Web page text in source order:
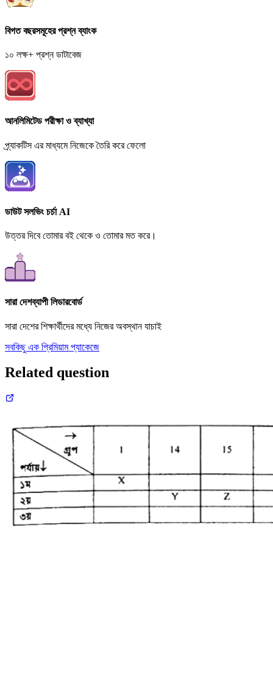
বিগত বছরসমূহের প্রশ্ন ব্যাংক
১০ লক্ষ+ প্রশ্ন ডাটাবেজ
আনলিমিটেড পরীক্ষা ও ব্যাখ্যা
প্র্যাকটিস এর মাধ্যমে নিজেকে তৈরি করে ফেলো
ডাউট সলভিং চর্চা AI
উত্তর দিবে তোমার বই থেকে ও তোমার মত করে।
সারা দেশব্যাপী লিডারবোর্ড
সারা দেশের শিক্ষার্থীদের মধ্যে নিজের অবস্থান যাচাই
সবকিছু এক প্রিমিয়াম প্যাকেজে
Related question